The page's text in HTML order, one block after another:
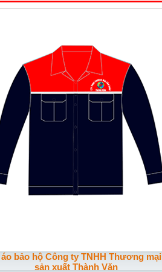
bảo hộ Công ty TNHH Thương mại
sản xuất Thành Văn